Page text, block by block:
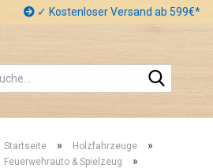
✓ Kostenloser Versand ab 599€*
Startseite » Holzfahrzeuge »
Feuerwehrauto & Spielzeug »